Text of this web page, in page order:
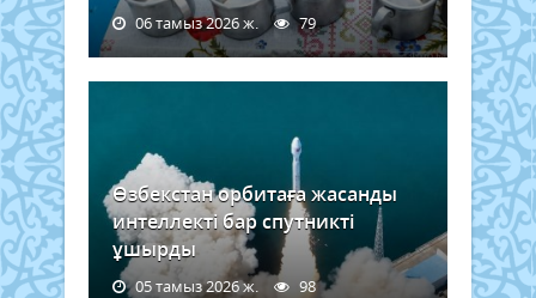
06 тамыз 2026 ж. 79
Өзбекстан орбитаға жасанды
интеллекті бар спутникті
ұшырды
05 тамыз 2026 ж. 98